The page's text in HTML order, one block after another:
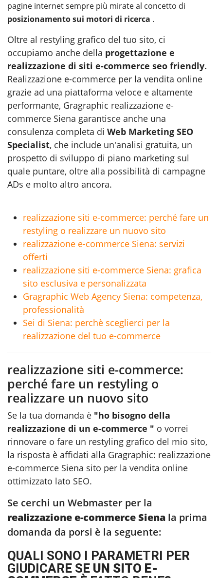
pagine internet sempre più mirate al concetto di
posizionamento sui motori di ricerca .
Oltre al restyling grafico del tuo sito, ci
occupiamo anche della progettazione e
realizzazione di siti e-commerce seo friendly.
Realizzazione e-commerce per la vendita online
grazie ad una piattaforma veloce e altamente
performante, Gragraphic realizzazione e-
commerce Siena garantisce anche una
consulenza completa di Web Marketing SEO
Specialist, che include un'analisi gratuita, un
prospetto di sviluppo di piano marketing sul
quale puntare, oltre alla possibilità di campagne
ADs e molto altro ancora.
realizzazione siti e-commerce: perché fare un
restyling o realizzare un nuovo sito
realizzazione e-commerce Siena: servizi
offerti
realizzazione siti e-commerce Siena: grafica
sito esclusiva e personalizzata
Gragraphic Web Agency Siena: competenza,
professionalità
Sei di Siena: perchè sceglierci per la
realizzazione del tuo e-commerce
realizzazione siti e-commerce:
perché fare un restyling o
realizzare un nuovo sito
Se la tua domanda è "ho bisogno della
realizzazione di un e-commerce " o vorrei
rinnovare o fare un restyling grafico del mio sito,
la risposta è affidati alla Gragraphic: realizzazione
e-commerce Siena sito per la vendita online
ottimizzato lato SEO.
Se cerchi un Webmaster per la
realizzazione e-commerce Siena la prima
domanda da porsi è la seguente:
QUALI SONO I PARAMETRI PER
GIUDICARE SE UN SITO E-